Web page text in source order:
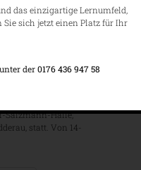
März
Salzmann-Halle,
statt. Von 14-
das einzigartige Lernumfeld,
sich jetzt einen Platz für Ihr
der0176 436 947 58